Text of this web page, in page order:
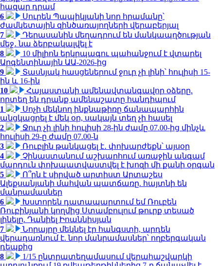
հազար դրամ
6
Սուրեն Պապիկյանի նոր հրամանը՝
ժամկետային զինծառայողների վերաբերյալ
7
Դերասանին մեղադրում են մանկապղծության
մեջ․ նա ձերբակալվել է
8
10 միլիոն երկրպագու պահանջում է վտարել
Արգենտինային ԱԱ-2026-ից
9
Տասնյակ հասցեներում ջուր չի լինի՝ հուլիսի 15-
ին և 16-ին
10
Հայաստանի ամենավտանգավոր օձերը.
որտեղ են դրանք ամենաշատը հանդիպում
1
Սոչի մեկնող ինքնաթիռը ճանապարհին
անցկացրել է մեկ օր, սակայն տեղ չի հասել
2
Ջուր չի լինի հուլիսի 28-ին ժամը 07.00-ից մինչև
հուլիսի 29-ը ժամը 07.00-ն
3
Ռուբլին թանկացել է․ փոխարժեքն՝ այսօր
4
Չինաստանում աշխարհում առաջին անգամ
մարդուն փոխպատվաստվել է խոզի մի քանի օրգան
5
Ո՞րն է սիրված արտիստ Արտաշես
Ալեքսանյանի մահվան պատճառը. հայտնի են
մանրամասներ
6
Խստորեն դատապարտում եմ Ռուբեն
Ռուբինյանի կողմից Ստամբուլում թուրք տեսած
լինելը. Դանիել Իոաննիսյան
7
Նորայրը մեկնել էր հանգստի, արդեն
վերադառնում է. նոր մանրամասներ՝ ողբերգական
դեպքից
8
1/15 ընտրատեղամասում վերահաշվարկի